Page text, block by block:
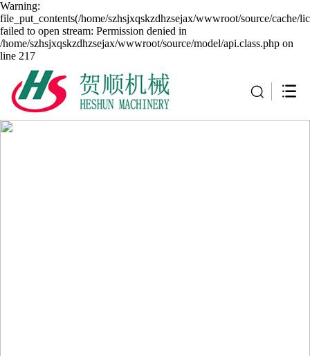
Warning:
file_put_contents(/home/szhsjxqskzdhzsejax/wwwroot/source/cache/
failed to open stream: Permission denied in
/home/szhsjxqskzdhzsejax/wwwroot/source/model/api.class.php on
line 217